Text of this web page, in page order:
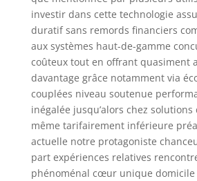
wiring/
investir dans cette technologie
duratif sans remords financiers
aux systèmes haut-de-gamme
coûteux tout en offrant quasiment
davantage grâce notamment via
couplées niveau soutenue
inégalée jusqu’alors chez
même tarifairement inférieure
actuelle notre protagoniste
part expériences relatives
phénoménal cœur unique domicile